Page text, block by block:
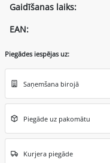
Gaidīšanas laiks:
EAN:
Piegādes iespējas uz:
Saņemšana birojā
Piegāde uz pakomātu
Kurjera piegāde